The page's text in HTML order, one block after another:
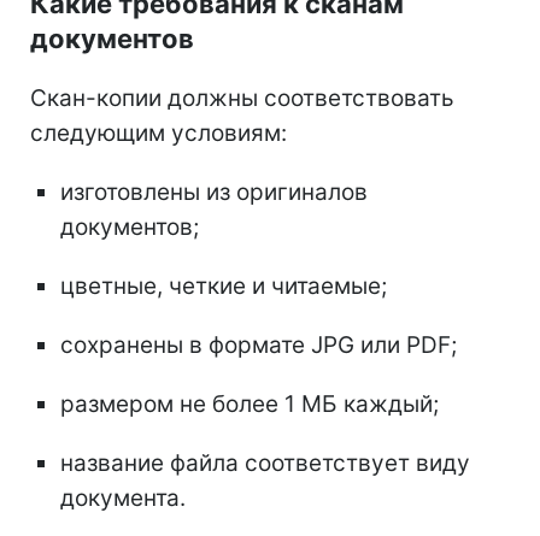
документов
Скан-копии должны соответствовать
следующим условиям:
изготовлены из оригиналов
документов;
цветные, четкие и читаемые;
сохранены в формате JPG или PDF;
размером не более 1 МБ каждый;
название файла соответствует виду
документа.